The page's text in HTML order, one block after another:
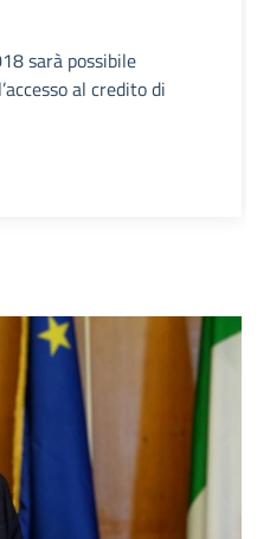
sarà possibile
al credito di